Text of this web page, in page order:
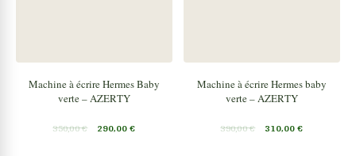
Machine à écrire Hermes Baby
verte – AZERTY
350,00€ 290,00€
Machine à écrire Hermes baby
verte – AZERTY
390,00€ 310,00€